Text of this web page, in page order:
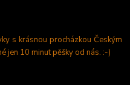
s krásnou procházkou Českým
jen 10 minut pěšky od nás. :-)